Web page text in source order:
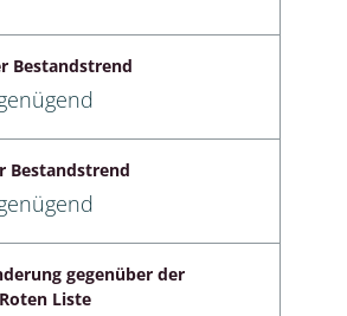
Bestandstrend
Bestandstrend
gegenüber der
Liste